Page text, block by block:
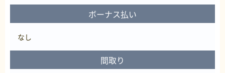
ボーナス払い
なし
間取り